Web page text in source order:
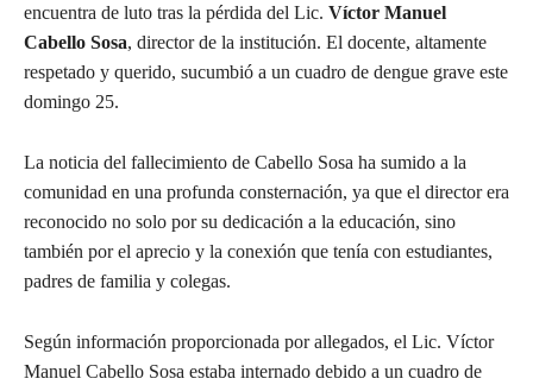
encuentra de luto tras la pérdida del Lic. Víctor Manuel
Cabello Sosa, director de la institución. El docente, altamente
respetado y querido, sucumbió a un cuadro de dengue grave este
domingo 25.
La noticia del fallecimiento de Cabello Sosa ha sumido a la
comunidad en una profunda consternación, ya que el director era
reconocido no solo por su dedicación a la educación, sino
también por el aprecio y la conexión que tenía con estudiantes,
padres de familia y colegas.
Según información proporcionada por allegados, el Lic. Víctor
Manuel Cabello Sosa estaba internado debido a un cuadro de